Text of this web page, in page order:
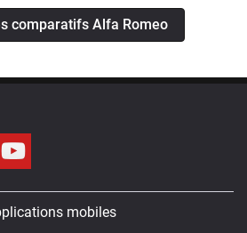
comparatifs Alfa Romeo
mobiles